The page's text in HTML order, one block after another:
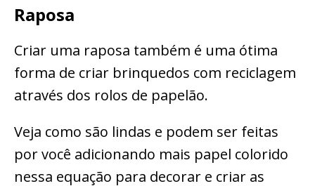
Raposa
Criar uma raposa também é uma ótima
forma de criar brinquedos com reciclagem
através dos rolos de papelão.
Veja como são lindas e podem ser feitas
por você adicionando mais papel colorido
nessa equação para decorar e criar as